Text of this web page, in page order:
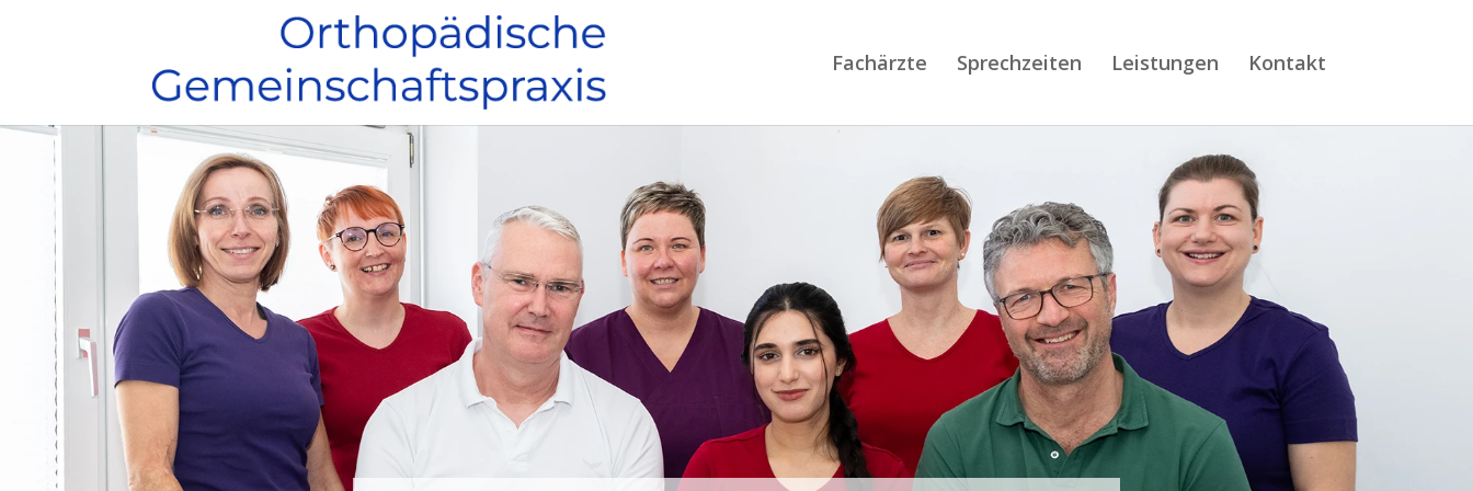
Fachärzte Sprechzeiten Leistungen Kontakt